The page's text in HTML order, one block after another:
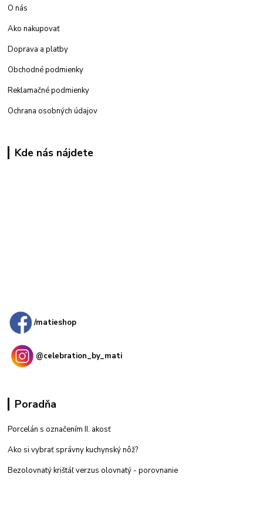
O nás
Ako nakupovať
Doprava a platby
Obchodné podmienky
Reklamačné podmienky
Ochrana osobných údajov
Kde nás nájdete
/matieshop
@celebration_by_mati
Poradňa
Porcelán s označením II. akosť
Ako si vybrať správny kuchynský nôž?
Bezolovnatý krištáľ verzus olovnatý - porovnanie